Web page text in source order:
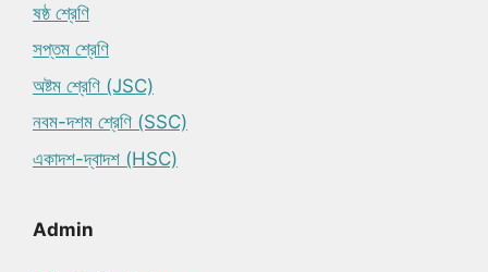
ষষ্ঠ শ্রেণি
সপ্তম শ্রেণি
অষ্টম শ্রেণি (JSC)
নবম-দশম শ্রেণি (SSC)
একাদশ-দ্বাদশ (HSC)
Admin